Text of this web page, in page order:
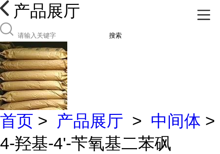
产品展厅
搜索
首页 > 产品展厅 > 中间体 >
4-羟基-4'-苄氧基二苯砜